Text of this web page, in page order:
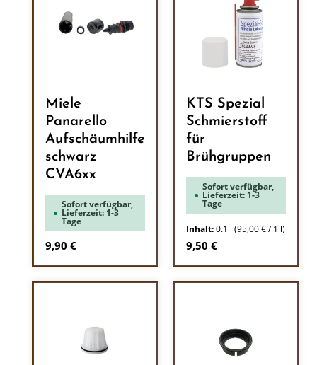
Miele
Panarello
Aufschäumhilfe
schwarz
CVA6xx
Sofort verfügbar,
Lieferzeit: 1-3
Tage
Regulärer Preis:
9,90 €
KTS Spezial
Schmierstoff
für
Brühgruppen
Sofort verfügbar,
Lieferzeit: 1-3
Tage
Inhalt:0.1 l (95,00 € / 1 l)
Regulärer Preis:
9,50 €